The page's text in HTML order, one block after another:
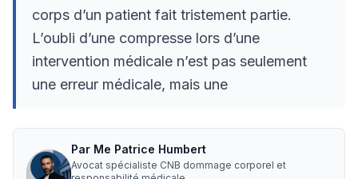
corps d’un patient fait tristement partie.
L’oubli d’une compresse lors d’une
intervention médicale n’est pas seulement
une erreur médicale, mais une
Par Me Patrice Humbert
Avocat spécialiste CNB dommage corporel et